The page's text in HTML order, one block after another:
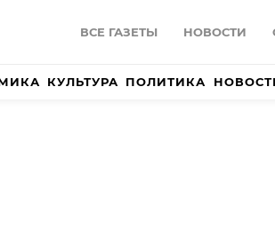
ВСЕ ГАЗЕТЫ НОВОСТИ
КУЛЬТУРА ПОЛИТИКА